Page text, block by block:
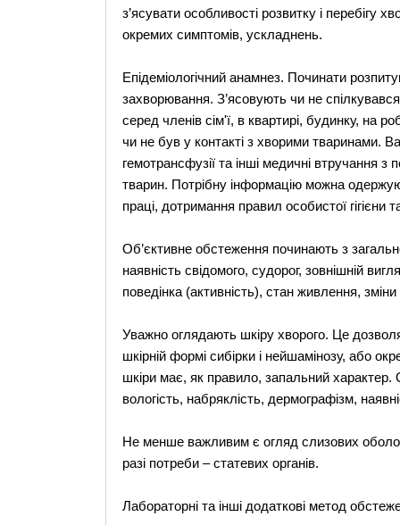
з’ясувати особливості розвитку і перебігу
окремих симптомів, ускладнень.
Епідеміологічний анамнез. Починати
захворювання. З’ясовують чи не
серед членів сім'ї, в квартирі, будинку, на
чи не був у контакті з хворими тваринами.
гемотрансфузії та інші медичні втручання
тварин. Потрібну інформацію можна
праці, дотримання правил особистої гігієни
Об’єктивне обстеження починають з
наявність свідомого, судорог, зовнішній
поведінка (активність), стан живлення, зміни
Уважно оглядають шкіру хворого. Це
шкірній формі сибірки і нейшамінозу, або
шкіри має, як правило, запальний характер.
вологість, набряклість, дермографізм,
Не менше важливим є огляд слизових
разі потреби – статевих органів.
Лабораторні та інші додаткові метод